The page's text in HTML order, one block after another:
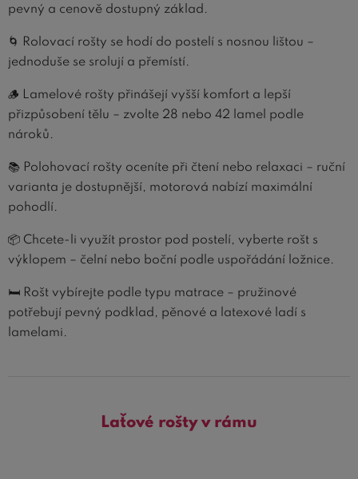
pevný a cenově dostupný základ.
🌀 Rolovací rošty se hodí do postelí s nosnou lištou –
jednoduše se srolují a přemístí.
🪵 Lamelové rošty přinášejí vyšší komfort a lepší
přizpůsobení tělu – zvolte 28 nebo 42 lamel podle
nároků.
📚 Polohovací rošty oceníte při čtení nebo relaxaci – ruční
varianta je dostupnější, motorová nabízí maximální
pohodlí.
📦 Chcete-li využít prostor pod postelí, vyberte rošt s
výklopem – čelní nebo boční podle uspořádání ložnice.
🛏️ Rošt vybírejte podle typu matrace – pružinové
potřebují pevný podklad, pěnové a latexové ladí s
lamelami.
Laťové rošty v rámu